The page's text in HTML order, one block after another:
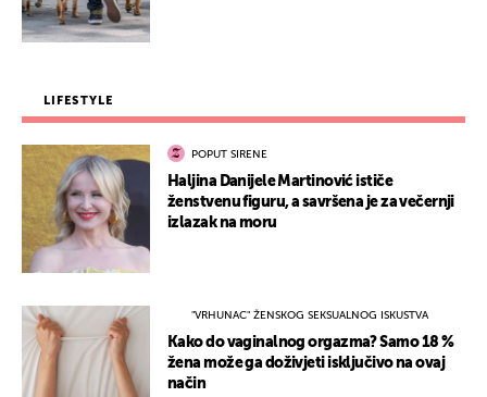
LIFESTYLE
POPUT SIRENE
Haljina Danijele Martinović ističe
ženstvenu figuru, a savršena je za večernji
izlazak na moru
"VRHUNAC" ŽENSKOG SEKSUALNOG ISKUSTVA
Kako do vaginalnog orgazma? Samo 18 %
žena može ga doživjeti isključivo na ovaj
način